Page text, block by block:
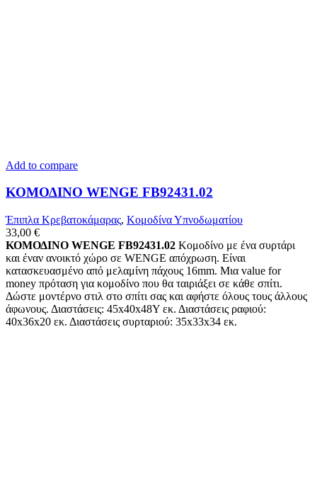
Add to compare
ΚΟΜΟΔΙΝΟ WENGE FB92431.02
Έπιπλα Κρεβατοκάμαρας, Κομοδίνα Υπνοδωματίου
33,00 €
ΚΟΜΟΔΙΝΟ WENGE FB92431.02 Κομοδίνο με ένα συρτάρι
και έναν ανοικτό χώρο σε WENGE απόχρωση. Είναι
κατασκευασμένο από μελαμίνη πάχους 16mm. Μια value for
money πρόταση για κομοδίνο που θα ταιριάξει σε κάθε σπίτι.
Δώστε μοντέρνο στιλ στο σπίτι σας και αφήστε όλους τους άλλους
άφωνους. Διαστάσεις: 45x40x48Υ εκ. Διαστάσεις ραφιού:
40x36x20 εκ. Διαστάσεις συρταριού: 35x33x34 εκ.